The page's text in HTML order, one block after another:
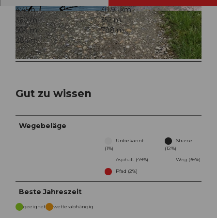
© Arn Katy, Community
© Capricorn Harry 〽️🇨🇭, Community |
CC-BY
© Hans Spreiter, Community
4:45 h
30,91 km
360 m
352 m
504 m
788 m
284 m
Gut zu wissen
Wegebeläge
Unbekannt
(1%)
Strasse
(12%)
Asphalt (49%)
Weg (36%)
Pfad (2%)
Beste Jahreszeit
geeignet wetterabhängig